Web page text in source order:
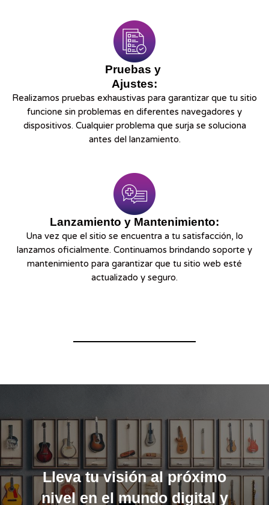
Pruebas y
Ajustes:
Realizamos pruebas exhaustivas para garantizar que tu sitio
funcione sin problemas en diferentes navegadores y
dispositivos. Cualquier problema que surja se soluciona
antes del lanzamiento.
Lanzamiento y Mantenimiento:
Una vez que el sitio se encuentra a tu satisfacción, lo
lanzamos oficialmente. Continuamos brindando soporte y
mantenimiento para garantizar que tu sitio web esté
actualizado y seguro.
Lleva tu visión al próximo
nivel en el mundo digital y